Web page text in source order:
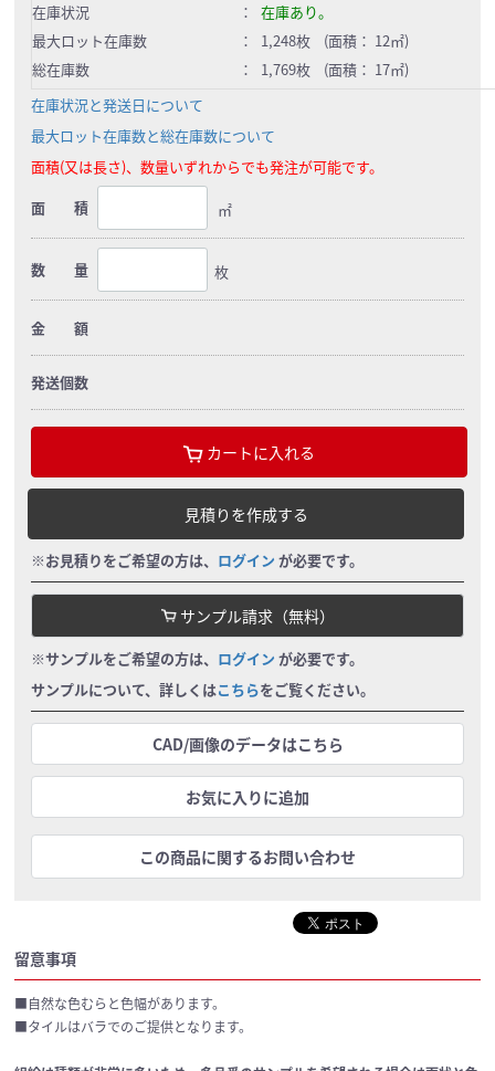
在庫状況
：
在庫あり。
最大ロット在庫数
：
1,248枚 (面積： 12㎡)
総在庫数
：
1,769枚 (面積： 17㎡)
在庫状況と発送日について
最大ロット在庫数と総在庫数について
面積(又は長さ)、数量いずれからでも発注が可能です。
面 積
㎡
数 量 枚
金 額
発送個数
カートに入れる
見積りを作成する
※お見積りをご希望の方は、 ログイン が必要です。
サンプル請求（無料）
※サンプルをご希望の方は、 ログイン が必要です。
サンプルについて、詳しくはこちらをご覧ください。
CAD/画像のデータはこちら
お気に入りに追加
この商品に関するお問い合わせ
留意事項
■自然な色むらと色幅があります。
■タイルはバラでのご提供となります。